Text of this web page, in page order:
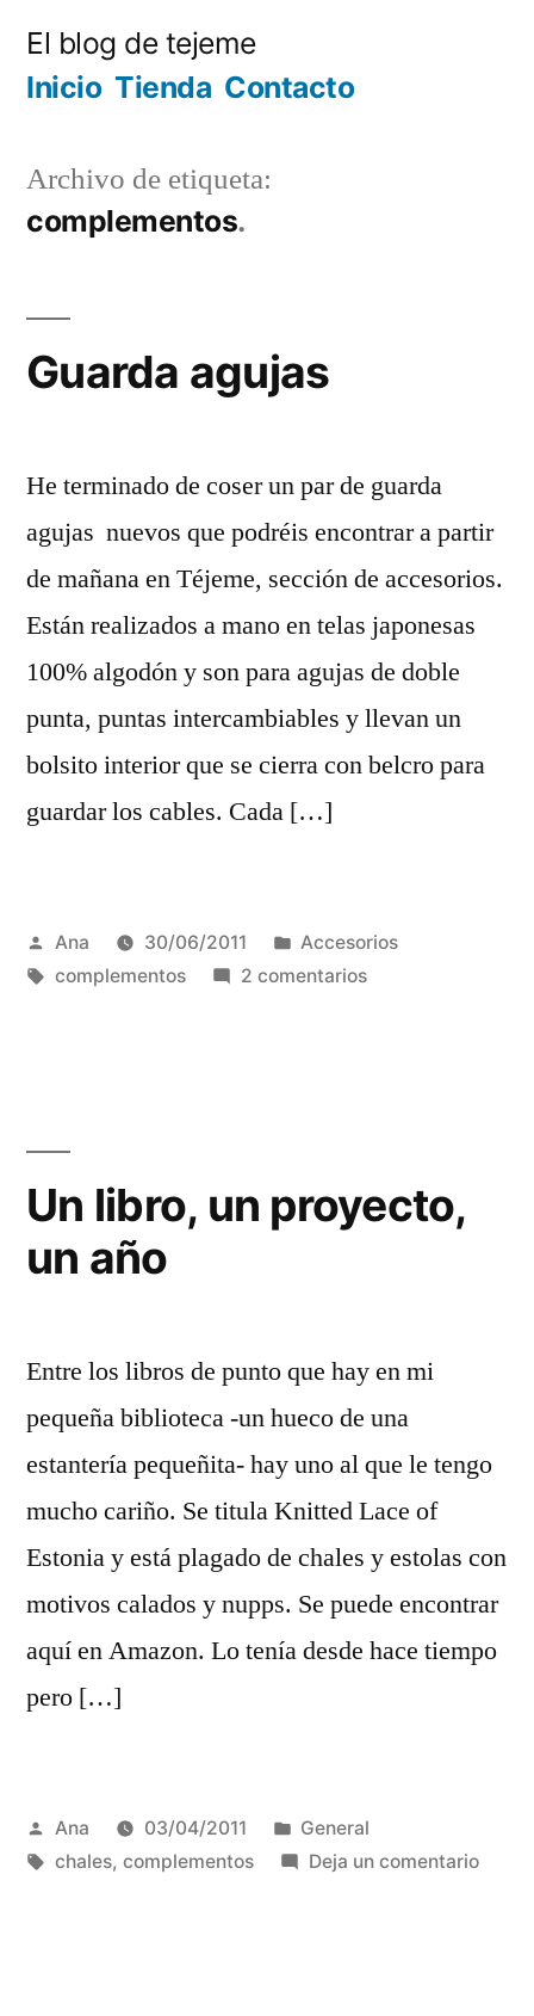
El blog de tejeme
Inicio Tienda Contacto
Archivo de etiqueta:
complementos
Guarda agujas
He terminado de coser un par de guarda
agujas nuevos que podréis encontrar a partir
de mañana en Téjeme, sección de accesorios.
Están realizados a mano en telas japonesas
100% algodón y son para agujas de doble
punta, puntas intercambiables y llevan un
bolsito interior que se cierra con belcro para
guardar los cables. Cada […]
Publicada
por
Ana 30/06/2011
Publicada
en
Accesorios
Etiquetas:
complementos 2 comentariosen
Un libro, un proyecto,
un año
Entre los libros de punto que hay en mi
pequeña biblioteca -un hueco de una
estantería pequeñita- hay uno al que le tengo
mucho cariño. Se titula Knitted Lace of
Estonia y está plagado de chales y estolas con
motivos calados y nupps. Se puede encontrar
aquí en Amazon. Lo tenía desde hace tiempo
pero […]
Publicada
por
Ana 03/04/2011
Publicada
en
General
Etiquetas:
chales, complementos Deja un comentarioen